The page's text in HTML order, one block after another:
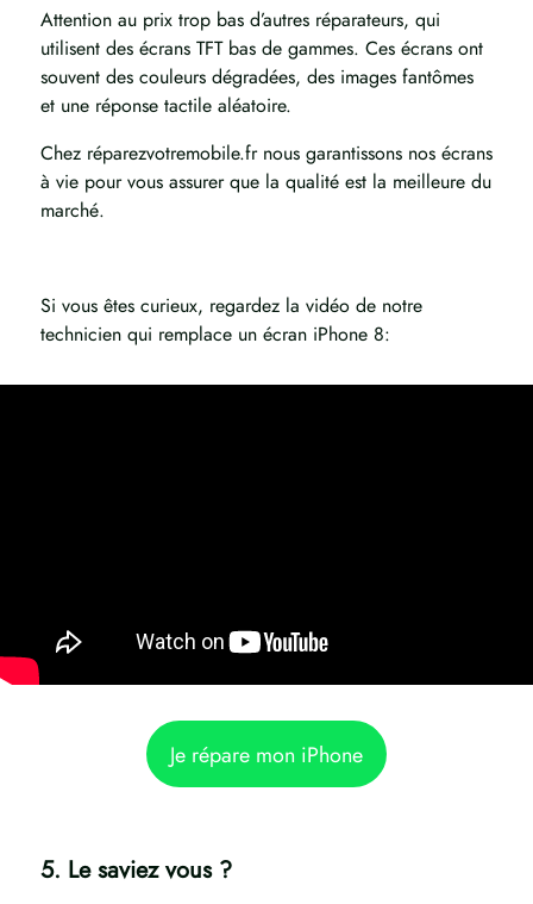
Attention au prix trop bas d’autres réparateurs, qui
utilisent des écrans TFT bas de gammes. Ces écrans ont
souvent des couleurs dégradées, des images fantômes
et une réponse tactile aléatoire.
Chez réparezvotremobile.fr nous garantissons nos écrans
à vie pour vous assurer que la qualité est la meilleure du
marché.
Si vous êtes curieux, regardez la vidéo de notre
technicien qui remplace un écran iPhone 8:
Je répare mon iPhone
5. Le saviez vous ?